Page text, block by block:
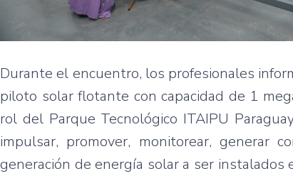
Durante el encuentro, los profesionales
piloto solar flotante con capacidad de 1
rol del Parque Tecnológico ITAIPU
impulsar, promover, monitorear, generar
generación de energía solar a ser